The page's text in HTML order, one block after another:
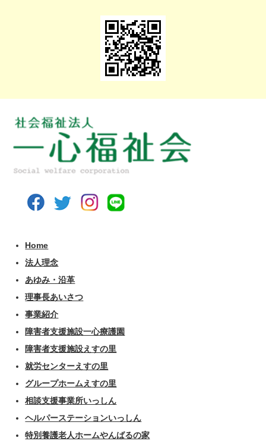
Home
法人理念
あゆみ・沿革
理事長あいさつ
事業紹介
障害者支援施設一心療護園
障害者支援施設えすの里
就労センターえすの里
グループホームえすの里
相談支援事業所いっしん
ヘルパーステーションいっしん
特別養護老人ホームやんばるの家